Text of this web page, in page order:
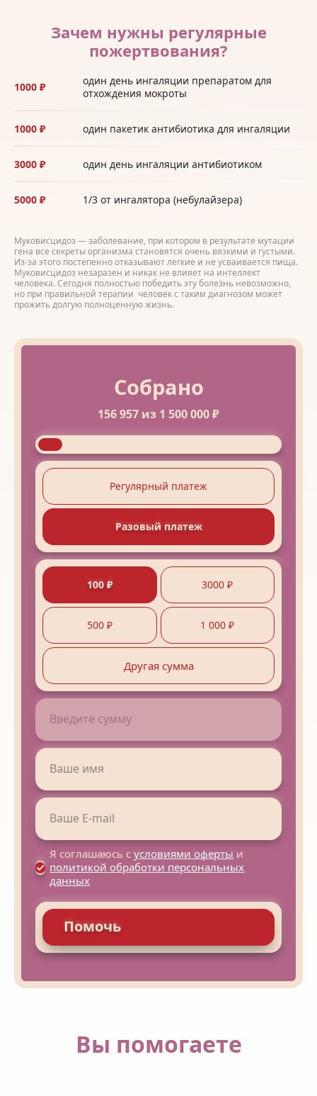
Зачем нужны регулярные
пожертвования?
1000 ₽
один день ингаляции препаратом для
отхождения мокроты
1000 ₽ один пакетик антибиотика для ингаляции
3000 ₽ один день ингаляции антибиотиком
5000 ₽ 1/3 от ингалятора (небулайзера)
Муковисцидоз — заболевание, при котором в результате мутации
гена все секреты организма становятся очень вязкими и густыми.
Из-за этого постепенно отказывают легкие и не усваивается пища.
Муковисцидоз незаразен и никак не влияет на интеллект
человека. Сегодня полностью победить эту болезнь невозможно,
но при правильной терапии человек с таким диагнозом может
прожить долгую полноценную жизнь.
Собрано
156 957 из 1 500 000₽
Регулярный платеж
Разовый платеж
100 ₽ 3000 ₽
500 ₽ 1 000 ₽
Другая сумма
Я соглашаюсь сусловиями оферты и
политикой обработки персональных
данных
Помочь
Вы помогаете